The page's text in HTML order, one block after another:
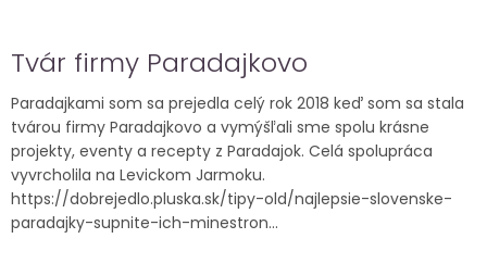
Tvár firmy Paradajkovo
Paradajkami som sa prejedla celý rok 2018 keď som sa stala
tvárou firmy Paradajkovo a vymýšľali sme spolu krásne
projekty, eventy a recepty z Paradajok. Celá spolupráca
vyvrcholila na Levickom Jarmoku.
https://dobrejedlo.pluska.sk/tipy-old/najlepsie-slovenske-
paradajky-supnite-ich-minestron...